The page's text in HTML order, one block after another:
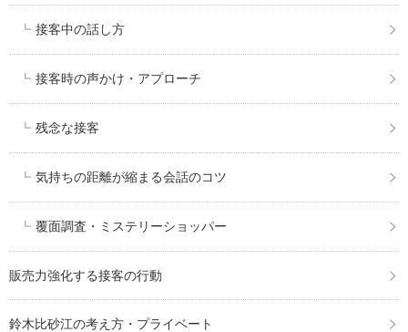
接客中の話し方
接客時の声かけ・アプローチ
残念な接客
気持ちの距離が縮まる会話のコツ
覆面調査・ミステリーショッパー
販売力強化する接客の行動
鈴木比砂江の考え方・プライベート